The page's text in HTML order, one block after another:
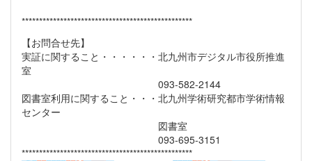
*************************************************
【お問合せ先】
実証に関すること・・・・・・北九州市デジタル市役所推進
室
093-582-2144
図書室利用に関すること・・・北九州学術研究都市学術情報
センター
図書室
093-695-3151
*************************************************